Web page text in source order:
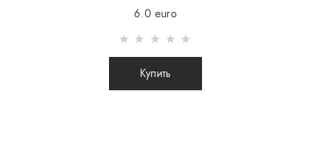
6.0 euro
Купить